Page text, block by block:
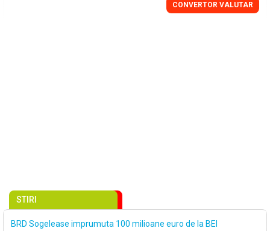
CONVERTOR VALUTAR
STIRI
BRD Sogelease imprumuta 100 milioane euro de la BEI